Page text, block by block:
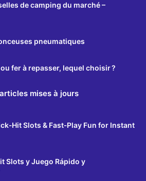
de camping du marché –
pneumatiques
fer à repasser, lequel choisir ?
mises à jours
Slots & Fast‑Play Fun for Instant
Slots y Juego Rápido y